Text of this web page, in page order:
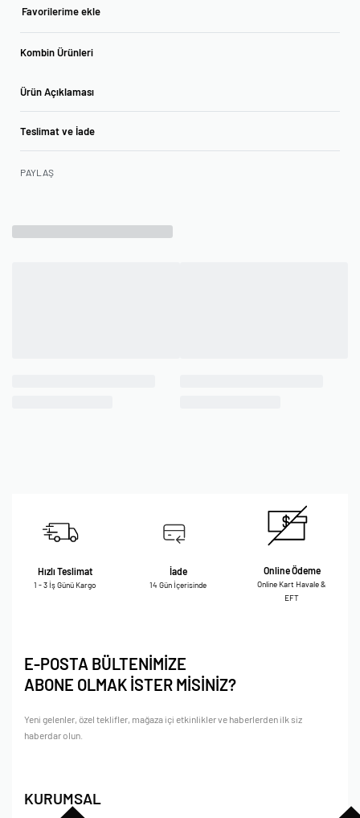
Favorilerime ekle
Kombin Ürünleri
Ürün Açıklaması
Teslimat ve İade
PAYLAŞ
Hızlı Teslimat
1 - 3 İş Günü Kargo
İade
14 Gün İçerisinde
Online Ödeme
Online Kart Havale &
EFT
KURUMSAL
E-POSTA BÜLTENİMİZE
ABONE OLMAK İSTER MİSİNİZ?
Yeni gelenler, özel teklifler, mağaza içi etkinlikler ve haberlerden ilk siz
haberdar olun.